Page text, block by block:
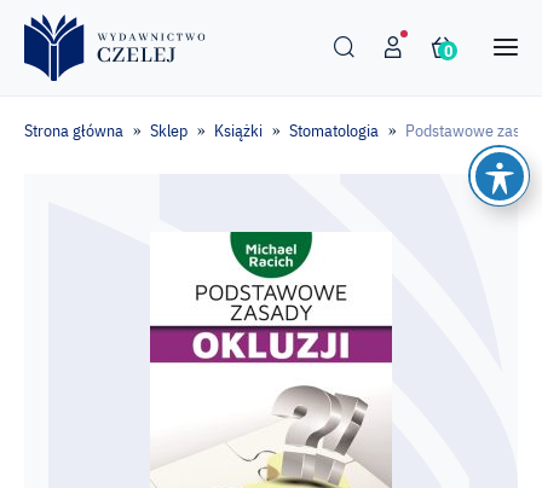
0
Strona główna » Sklep » Książki » Stomatologia » Podstawowe